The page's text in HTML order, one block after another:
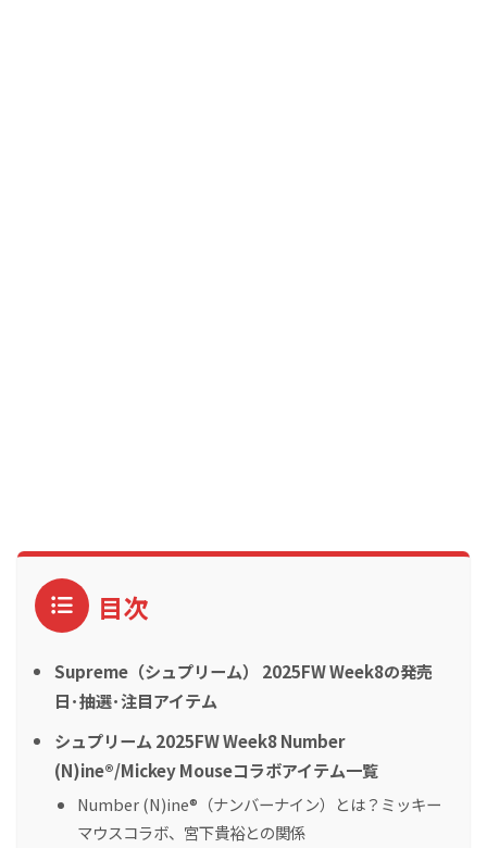
目次
Supreme（シュプリーム） 2025FW Week8の発売
日･抽選･注目アイテム
シュプリーム 2025FW Week8 Number
(N)ine®/Mickey Mouseコラボアイテム一覧
Number (N)ine®（ナンバーナイン）とは？ミッキー
マウスコラボ、宮下貴裕との関係